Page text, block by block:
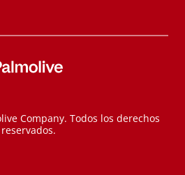
Company. Todos los derechos
reservados.